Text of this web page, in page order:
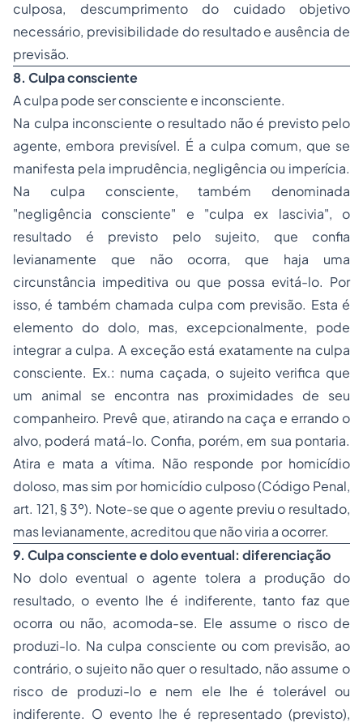
culposa, descumprimento do cuidado objetivo
necessário, previsibilidade do resultado e ausência de
previsão.
8. Culpa consciente
A culpa pode ser consciente e inconsciente.
Na culpa inconsciente o resultado não é previsto pelo
agente, embora previsível. É a culpa comum, que se
manifesta pela imprudência, negligência ou imperícia.
Na culpa consciente, também denominada
"negligência consciente" e "culpa ex lascivia", o
resultado é previsto pelo sujeito, que confia
levianamente que não ocorra, que haja uma
circunstância impeditiva ou que possa evitá-lo. Por
isso, é também chamada culpa com previsão. Esta é
elemento do dolo, mas, excepcionalmente, pode
integrar a culpa. A exceção está exatamente na culpa
consciente. Ex.: numa caçada, o sujeito verifica que
um animal se encontra nas proximidades de seu
companheiro. Prevê que, atirando na caça e errando o
alvo, poderá matá-lo. Confia, porém, em sua pontaria.
Atira e mata a vítima. Não responde por homicídio
doloso, mas sim por homicídio culposo (Código Penal,
art. 121, § 3º). Note-se que o agente previu o resultado,
mas levianamente, acreditou que não viria a ocorrer.
9. Culpa consciente e dolo eventual: diferenciação
No dolo eventual o agente tolera a produção do
resultado, o evento lhe é indiferente, tanto faz que
ocorra ou não, acomoda-se. Ele assume o risco de
produzi-lo. Na culpa consciente ou com previsão, ao
contrário, o sujeito não quer o resultado, não assume o
risco de produzi-lo e nem ele lhe é tolerável ou
indiferente. O evento lhe é representado (previsto),